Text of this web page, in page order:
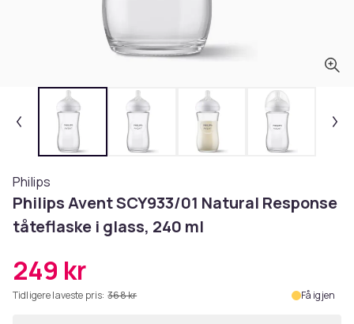
Philips
Philips Avent SCY933/01 Natural Response
tåteflaske i glass, 240 ml
249 kr
Tidligere laveste pris: 368 kr Få igjen